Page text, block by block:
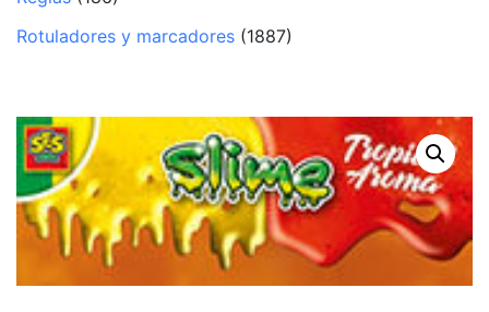
Rotuladores y marcadores (1887)